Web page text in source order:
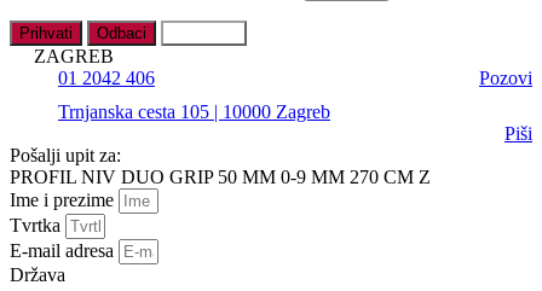
Prihvati Odbaci
ZAGREB
01 2042 406
Pozovi
Trnjanska cesta 105 | 10000 Zagreb
Piši
Pošalji upit za:
PROFIL NIV DUO GRIP 50 MM 0-9 MM 270 CM Z
Ime i prezime
Tvrtka
E-mail adresa
Država